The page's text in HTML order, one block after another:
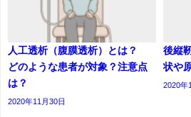
人工透析（腹膜透析）とは？
どのような患者が対象？注意点
は？
2020年11月30日
後縦
状や
2020年